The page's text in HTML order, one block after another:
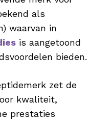
als
waarvan in
is aangetoond
bieden.
zet de
kwaliteit,
prestaties